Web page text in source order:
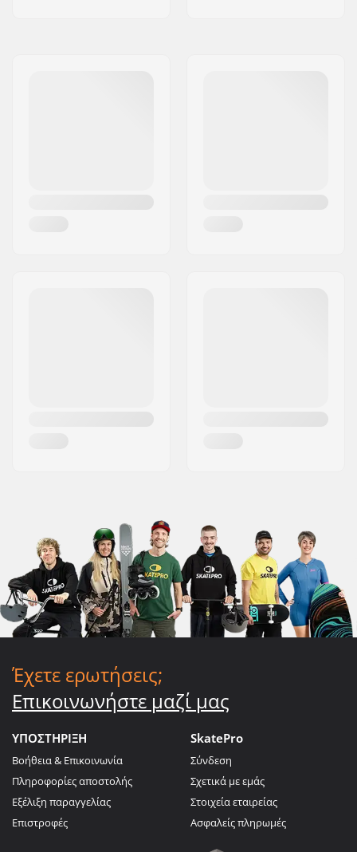
Έχετε ερωτήσεις;
Επικοινωνήστε μαζί μας
ΥΠΟΣΤΗΡΙΞΗ
Βοήθεια & Επικοινωνία
Πληροφορίες αποστολής
Εξέλιξη παραγγελίας
Επιστροφές
SkatePro
Σύνδεση
Σχετικά με εμάς
Στοιχεία εταιρείας
Ασφαλείς πληρωμές